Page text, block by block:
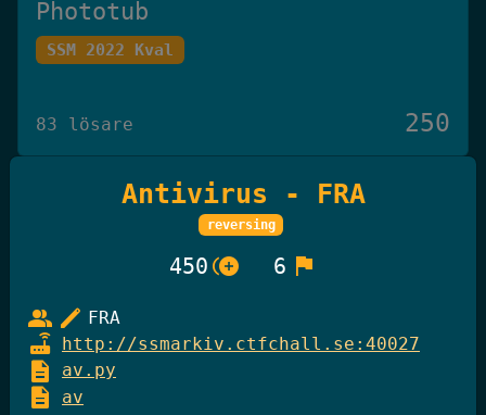
Phototub
SSM 2022 Kval
83 lösare 250
Det Omöjliga Spelet
27 lösare
GiffelBanken Valv 2
Antivirus - FRA
reversing
450 control_point_duplicate 6 flag
group edit FRA
router http://ssmarkiv.ctfchall.se:40027
description av.py
description av